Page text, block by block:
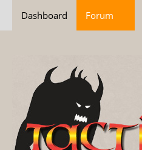
Dashboard Forum